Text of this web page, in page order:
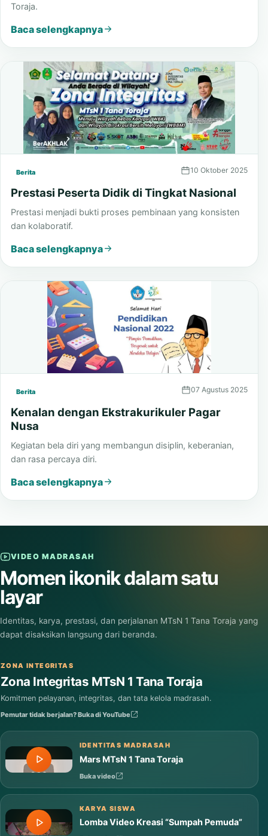
Pengumuman Hasil Lomba Ceramah
Laporan hasil lomba ceramah PORSENDA MTsN 1 Tana
Toraja.
Baca selengkapnya
Berita 10 Oktober 2025
Prestasi menjadi bukti proses pembinaan yang konsisten
dan kolaboratif.
Baca selengkapnya
Berita
Kenalan dengan Ekstrakurikuler Pagar
Kegiatan bela diri yang membangun disiplin, keberanian,
dan rasa percaya diri.
Baca selengkapnya
VIDEO MADRASAH
Momen ikonik dalam satu
layar
Identitas, karya, prestasi, dan perjalanan MTsN 1 Tana Toraja yang
dapat disaksikan langsung dari beranda.
Zona Integritas MTsN 1 Tana Toraja
Komitmen pelayanan, integritas, dan tata kelola madrasah.
Pemutar tidak berjalan? Buka di YouTube
IDENTITAS MADRASAH
Buka video